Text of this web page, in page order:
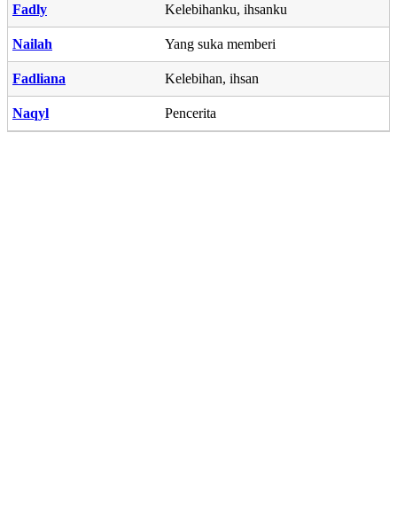
Fadly Kelebihanku, ihsanku
Nailah Yang suka memberi
Fadliana Kelebihan, ihsan
Naqyl Pencerita